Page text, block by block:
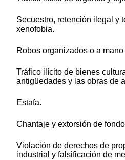
Secuestro, retención ilegal y
xenofobia.
Robos organizados o a mano
Tráfico ilícito de bienes
antigüedades y las obras de
Estafa.
Chantaje y extorsión de
Violación de derechos de
industrial y falsificación de